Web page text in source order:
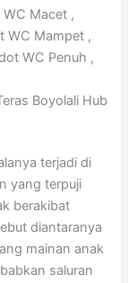
Macet ,
WC Mampet ,
WC Penuh ,
Boyolali Hub
terjadi di
yang terpuji
berakibat
diantaranya
mainan anak
saluran